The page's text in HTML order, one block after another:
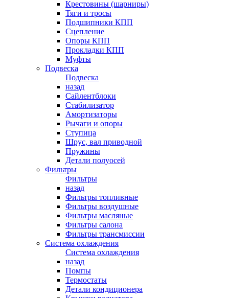
Крестовины (шарниры)
Тяги и тросы
Подшипники КПП
Сцепление
Опоры КПП
Прокладки КПП
Муфты
Подвеска
Подвеска
назад
Сайлентблоки
Стабилизатор
Амортизаторы
Рычаги и опоры
Ступица
Шрус, вал приводной
Пружины
Детали полуосей
Фильтры
Фильтры
назад
Фильтры топливные
Фильтры воздушные
Фильтры масляные
Фильтры салона
Фильтры трансмиссии
Система охлаждения
Система охлаждения
назад
Помпы
Термостаты
Детали кондиционера